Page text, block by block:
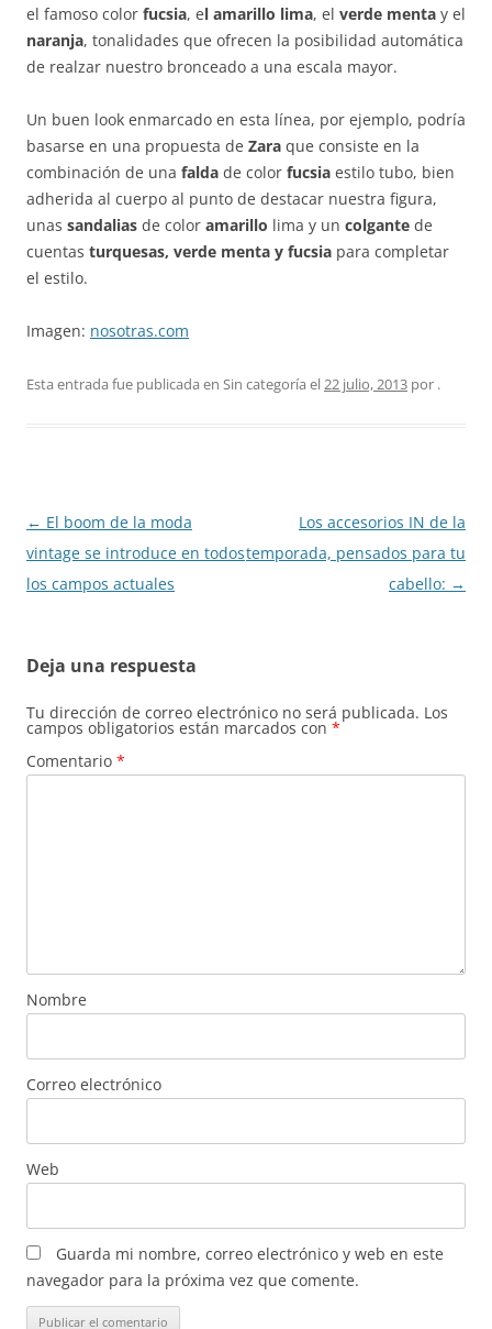
el famoso color fucsia, el amarillo lima, el verde menta y el
naranja, tonalidades que ofrecen la posibilidad automática
de realzar nuestro bronceado a una escala mayor.
Un buen look enmarcado en esta línea, por ejemplo, podría
basarse en una propuesta de Zara que consiste en la
combinación de una falda de color fucsia estilo tubo, bien
adherida al cuerpo al punto de destacar nuestra figura,
unas sandalias de color amarillo lima y un colgante de
cuentas turquesas, verde menta y fucsia para completar
el estilo.
Imagen: nosotras.com
Esta entrada fue publicada en Sin categoría el22 julio, 2013 por .
Navegación
de
entradas
← El boom de la moda
vintage se introduce en todos
los campos actuales
Los accesorios IN de la
temporada, pensados para tu
cabello: →
Deja una respuesta
Tu dirección de correo electrónico no será publicada. Los
campos obligatorios están marcados con *
Comentario *
Nombre
Correo electrónico
Web
Guarda mi nombre, correo electrónico y web en este
navegador para la próxima vez que comente.